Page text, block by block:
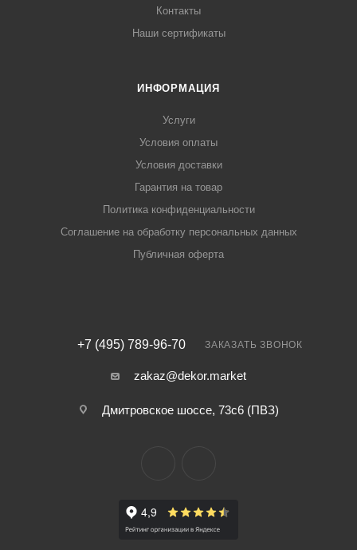
Контакты
Наши сертификаты
ИНФОРМАЦИЯ
Услуги
Условия оплаты
Условия доставки
Гарантия на товар
Политика конфиденциальности
Соглашение на обработку персональных данных
Публичная оферта
+7 (495) 789-96-70 ЗАКАЗАТЬ ЗВОНОК
zakaz@dekor.market
Дмитровское шоссе, 73с6 (ПВЗ)